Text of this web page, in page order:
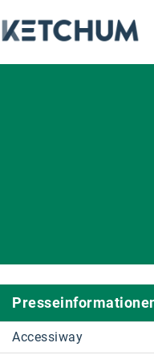
Accessiway